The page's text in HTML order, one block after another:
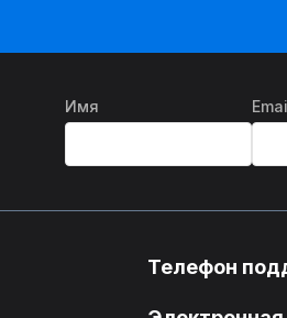
Имя
Телефон